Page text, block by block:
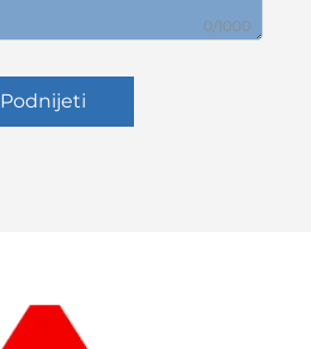
0/1000
Podnijeti